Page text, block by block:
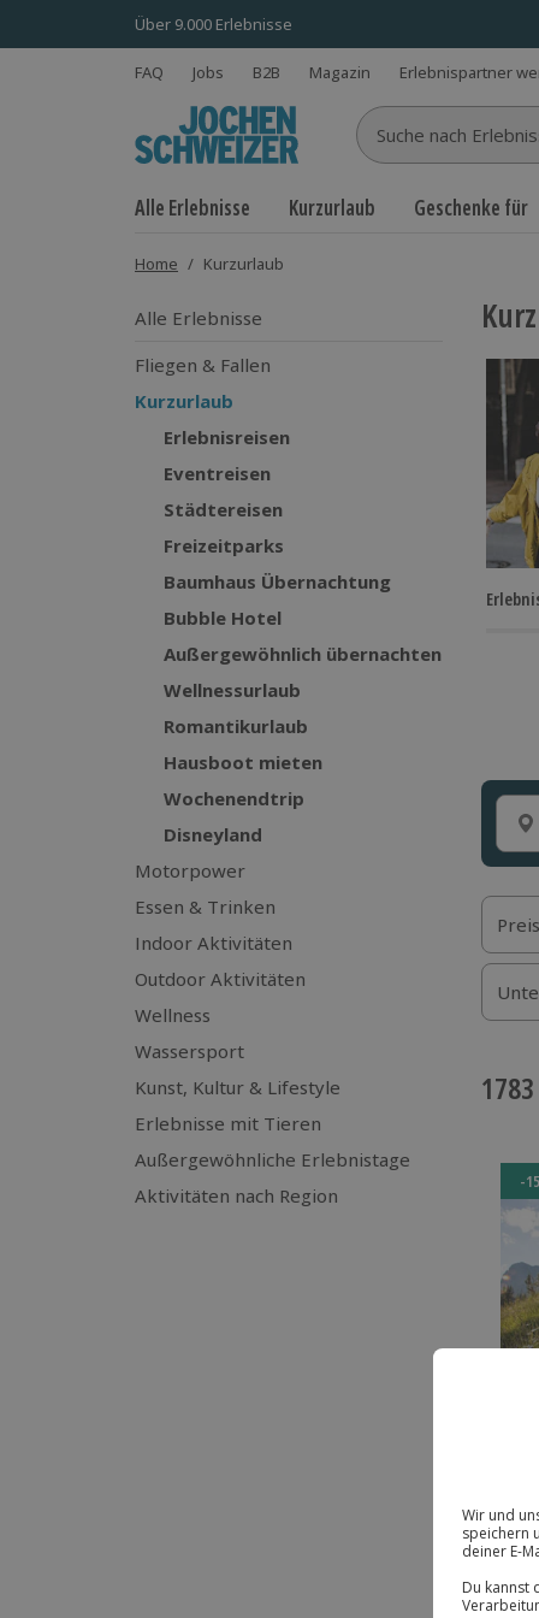
Über 9.000 Erlebnisse
FAQ Jobs B2B Magazin Erlebnispartner
Suche nach
Alle Erlebnisse Kurzurlaub Geschenke für
Home / Kurzurlaub
Alle Erlebnisse
Fliegen & Fallen
Kurzurlaub
Erlebnisreisen
Eventreisen
Städtereisen
Freizeitparks
Baumhaus Übernachtung
Bubble Hotel
Außergewöhnlich übernachten
Wellnessurlaub
Romantikurlaub
Hausboot mieten
Wochenendtrip
Disneyland
Motorpower
Essen & Trinken
Indoor Aktivitäten
Outdoor Aktivitäten
Wellness
Wassersport
Kunst, Kultur & Lifestyle
Erlebnisse mit Tieren
Außergewöhnliche Erlebnistage
Aktivitäten nach Region
Preis
1783
-
-